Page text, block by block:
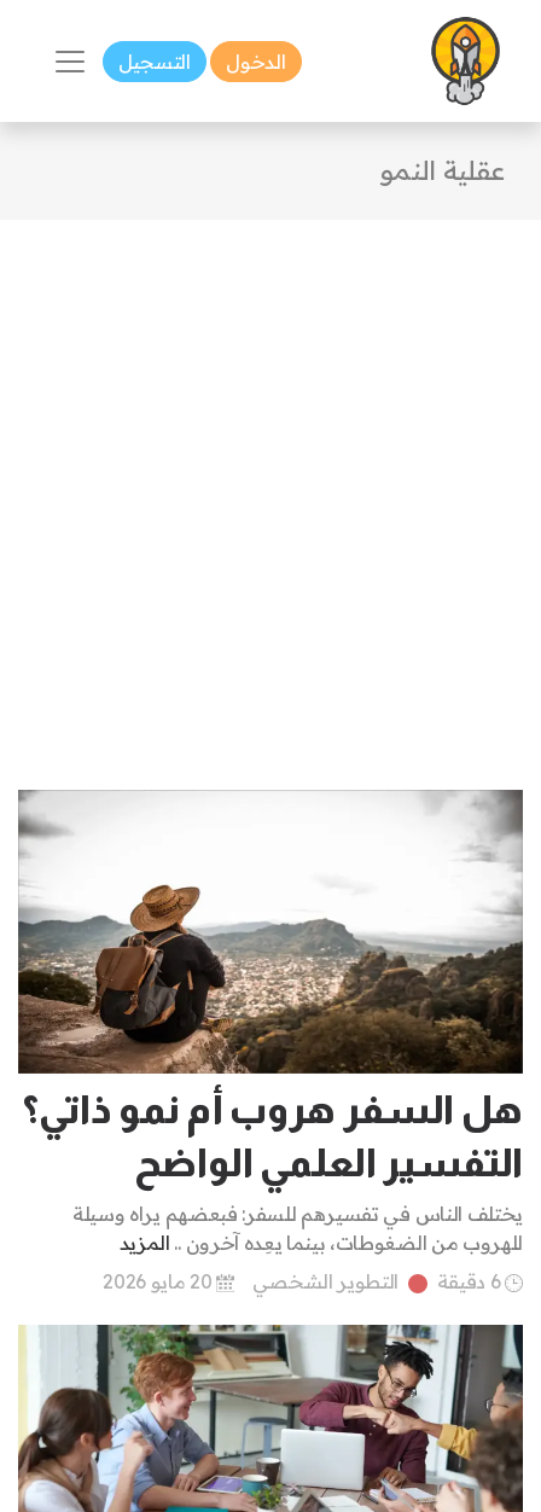
الدخول التسجيل
عقلية النمو
هل السفر هروب أم نمو ذاتي؟
التفسير العلمي الواضح
يختلف الناس في تفسيرهم للسفر: فبعضهم يراه وسيلة
للهروب من الضغوطات، بينما يعِده آخرون .. المزيد
6 دقيقة
التطوير الشخصي 20 مايو 2026